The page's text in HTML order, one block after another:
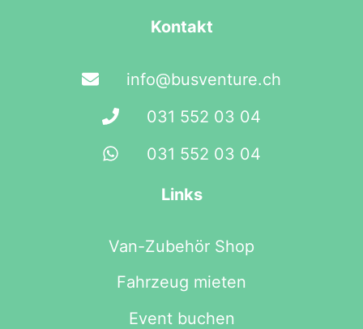
Kontakt
info@busventure.ch
031 552 03 04
031 552 03 04
Links
Van-Zubehör Shop
Fahrzeug mieten
Event buchen